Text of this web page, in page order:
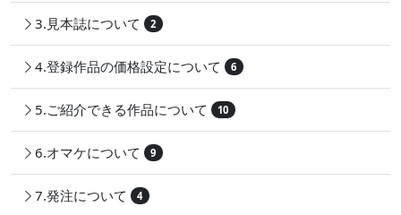
3.見本誌について 2
4.登録作品の価格設定について 6
5.ご紹介できる作品について 10
6.オマケについて 9
7.発注について 4